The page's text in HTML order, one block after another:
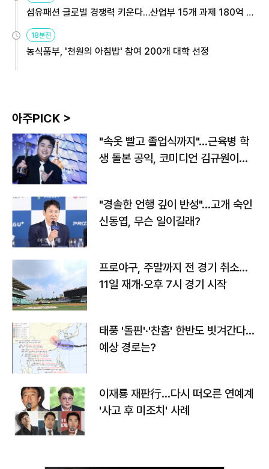
섬유패션 글로벌 경쟁력 키운다…산업부 15개 과제 180억 지
원
18분전
농식품부, '천원의 아침밥' 참여 200개 대학 선정
아주PICK >
"속옷 빨고 졸업식까지"…근육병 학
생 돌본 공익, 코미디언 김규원이었
"경솔한 언행 깊이 반성"…고개 숙인
신동엽, 무슨 일이길래?
프로야구, 주말까지 전 경기 취소…
11일 재개·오후 7시 경기 시작
태풍 '돌핀'·'찬홈' 한반도 빗겨간다…
예상 경로는?
이재룡 재판行…다시 떠오른 연예계
'사고 후 미조치' 사례